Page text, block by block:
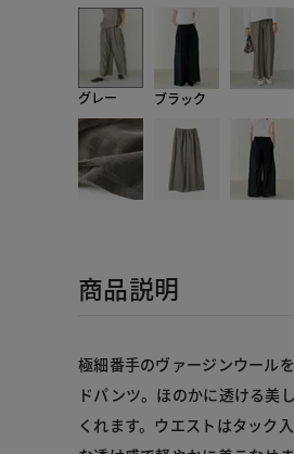
グレー ブラック
商品説明
極細番手のヴァージンウール
ドパンツ。ほのかに透ける美
くれます。ウエストはタック